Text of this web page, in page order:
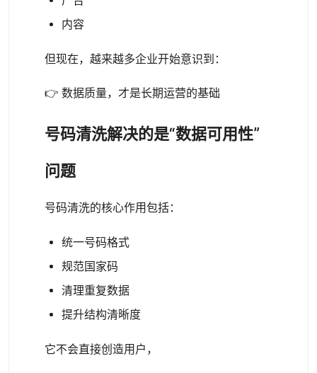
内容
但现在，越来越多企业开始意识到：
👉 数据质量，才是长期运营的基础
号码清洗解决的是“数据可用性”
问题
号码清洗的核心作用包括：
统一号码格式
规范国家码
清理重复数据
提升结构清晰度
它不会直接创造用户，